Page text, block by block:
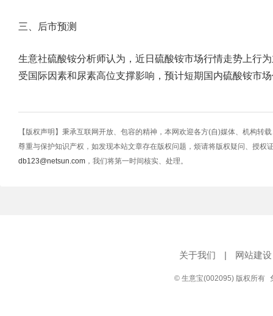
三、后市预测
生意社硫酸铵分析师认为，近日硫酸铵市场行情走势上行
受国际因素和尿素高位支撑影响，预计短期国内硫酸铵市
【版权声明】秉承互联网开放、包容的精神，本网欢迎各方(自)媒体、机构转
尊重与保护知识产权，如发现本站文章存在版权问题，烦请将版权疑问、授权
db123@netsun.com ，我们将第一时间核实、处理。
关于我们 | 网站建设
© 生意宝(002095) 版权所有